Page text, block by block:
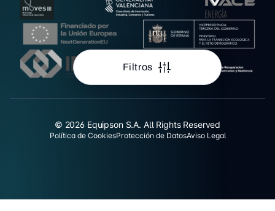
Filtros
© 2026 Equipson S.A. All Rights Reserved
Política de CookiesProtección de DatosAviso Legal